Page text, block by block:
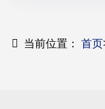
当前位置：首页